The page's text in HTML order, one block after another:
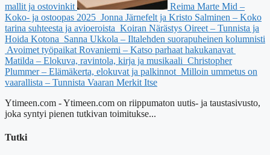
mallit ja ostovinkit
Reima Marte Mid –
Koko- ja ostoopas 2025 Jonna Järnefelt ja Kristo Salminen – Koko
tarina suhteesta ja avioeroista Koiran Närästys Oireet – Tunnista ja
Hoida Kotona Sanna Ukkola – Iltalehden suorapuheinen kolumnisti
Avoimet työpaikat Rovaniemi – Katso parhaat hakukanavat
Matilda – Elokuva, ravintola, kirja ja musikaali Christopher
Plummer – Elämäkerta, elokuvat ja palkinnot Milloin ummetus on
vaarallista – Tunnista Vaaran Merkit Itse
Ytimeen.com - Ytimeen.com on riippumaton uutis- ja taustasivusto,
joka syntyi pienen tutkivan toimitukse...
Tutki